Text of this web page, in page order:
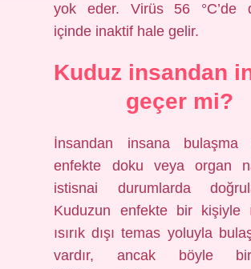
yok eder. Virüs 56 °C’de
içinde inaktif hale gelir.
Kuduz insandan
geçer mi?
İnsandan insana bulaşma
enfekte doku veya organ
istisnai durumlarda
Kuduzun enfekte bir kişiyle
ısırık dışı temas yoluyla
vardır, ancak böyle